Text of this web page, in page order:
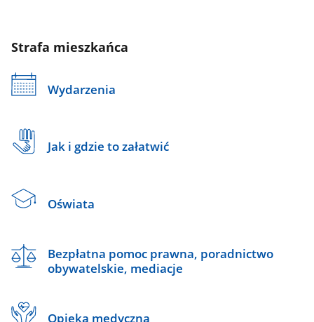
Strafa mieszkańca
Wydarzenia
Jak i gdzie to załatwić
Oświata
Bezpłatna pomoc prawna, poradnictwo
obywatelskie, mediacje
Opieka medyczna